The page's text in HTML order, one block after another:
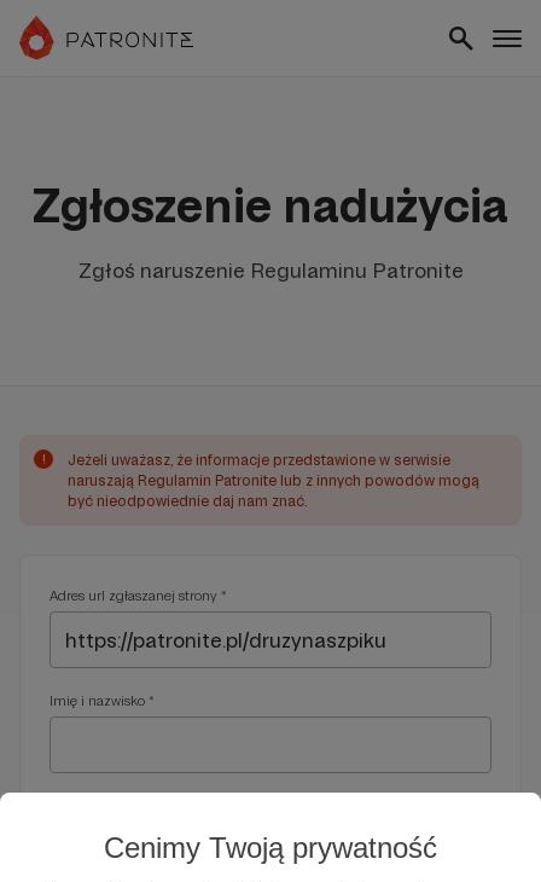
Cenimy Twoją prywatność
Zgłoszenie nadużycia
Zgłoś naruszenie Regulaminu Patronite
!
Jeżeli uważasz, że informacje przedstawione w serwisie
naruszają Regulamin Patronite lub z innych powodów mogą
być nieodpowiednie daj nam znać.
Adres url zgłaszanej strony *
Imię i nazwisko *